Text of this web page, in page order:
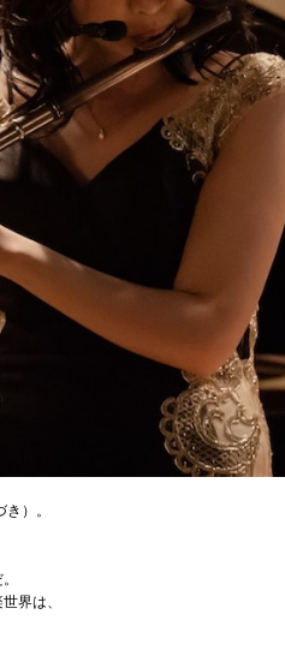
）。
界は、